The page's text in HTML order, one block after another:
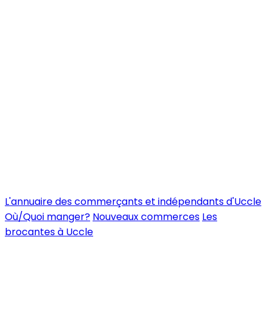
L'annuaire des commerçants et indépendants d'Uccle
Où/Quoi manger? Nouveaux commerces Les
brocantes à Uccle